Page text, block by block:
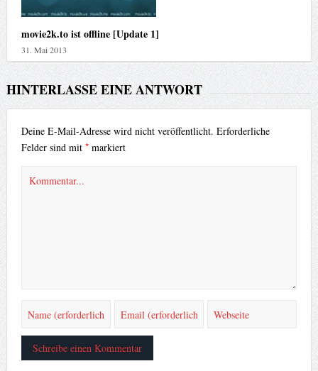
movie2k.to ist offline [Update 1]
31. Mai 2013
HINTERLASSE EINE ANTWORT
Deine E-Mail-Adresse wird nicht veröffentlicht. Erforderliche
Felder sind mit *markiert